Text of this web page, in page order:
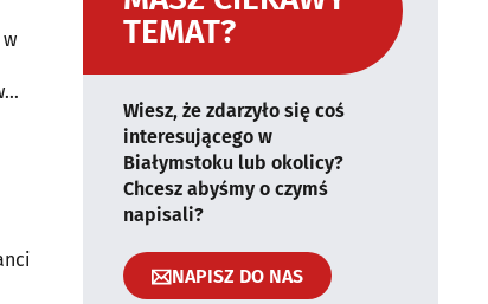
TEMAT?
Wiesz, że zdarzyło się coś
interesującego w
Białymstoku lub okolicy?
Chcesz abyśmy o czymś
napisali?
NAPISZ DO NAS